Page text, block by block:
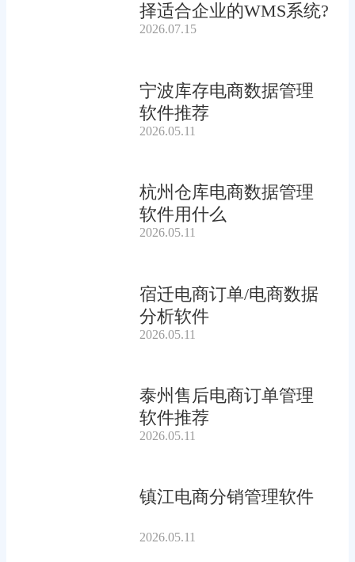
择适合企业的WMS系统?
2026.07.15
宁波库存电商数据管理
软件推荐
2026.05.11
杭州仓库电商数据管理
软件用什么
2026.05.11
宿迁电商订单/电商数据
分析软件
2026.05.11
泰州售后电商订单管理
软件推荐
2026.05.11
镇江电商分销管理软件
2026.05.11